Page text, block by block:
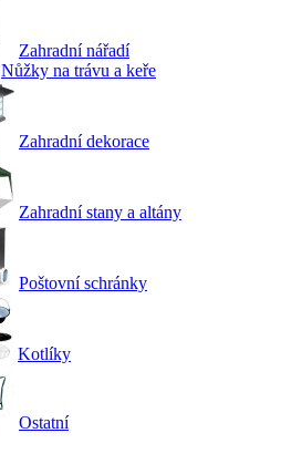
Zahradní nářadí
Nůžky na trávu a keře
Zahradní dekorace
Zahradní stany a altány
Poštovní schránky
Kotlíky
Ostatní